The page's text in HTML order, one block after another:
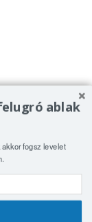
ablak
fogsz levelet